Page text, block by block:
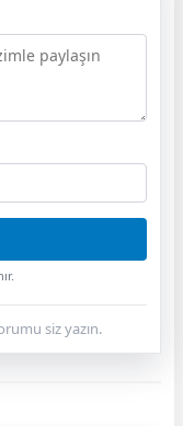
siz yazın.